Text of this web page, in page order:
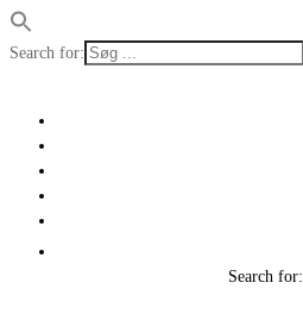
Search for:
Search for: